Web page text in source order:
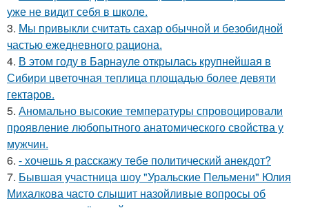
уже не видит себя в школе.
3. Мы привыкли считать сахар обычной и безобидной
частью ежедневного рациона.
4. В этом году в Барнауле открылась крупнейшая в
Сибири цветочная теплица площадью более девяти
гектаров.
5. Аномально высокие температуры спровоцировали
проявление любопытного анатомического свойства у
мужчин.
6. - хочешь я расскажу тебе политический анекдот?
7. Бывшая участница шоу "Уральские Пельмени" Юлия
Михалкова часто слышит назойливые вопросы об